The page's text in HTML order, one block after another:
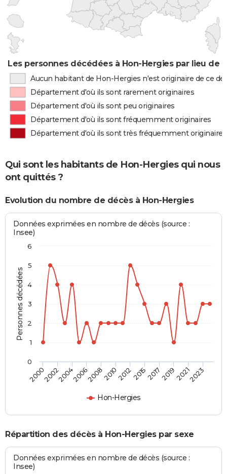
Les personnes décédées à Hon-Hergies par lieu de
Aucun habitant de Hon-Hergies n'est originaire de ce
Département d'où ils sont rarement originaires
Département d'où ils sont peu originaires
Département d'où ils sont fréquemment originaires
Département d'où ils sont très fréquemment originaires
Qui sont les habitants de Hon-Hergies qui nous
ont quittés ?
Evolution du nombre de décès à Hon-Hergies
Personnes décédées
Données exprimées en nombre de décès (source :
Insee)
Hon-Hergies
200020022004200620082010201220152017201920212023
0
1
2
3
4
5
6
Répartition des décès à Hon-Hergies par sexe
Données exprimées en nombre de décès (source :
Insee)